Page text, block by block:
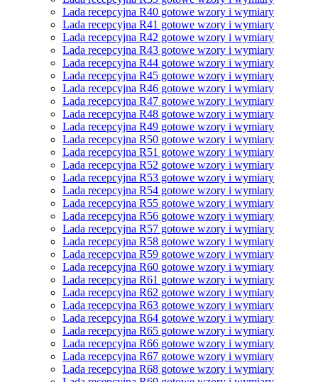
Lada recepcyjna R40 gotowe wzory i wymiary
Lada recepcyjna R41 gotowe wzory i wymiary
Lada recepcyjna R42 gotowe wzory i wymiary
Lada recepcyjna R43 gotowe wzory i wymiary
Lada recepcyjna R44 gotowe wzory i wymiary
Lada recepcyjna R45 gotowe wzory i wymiary
Lada recepcyjna R46 gotowe wzory i wymiary
Lada recepcyjna R47 gotowe wzory i wymiary
Lada recepcyjna R48 gotowe wzory i wymiary
Lada recepcyjna R49 gotowe wzory i wymiary
Lada recepcyjna R50 gotowe wzory i wymiary
Lada recepcyjna R51 gotowe wzory i wymiary
Lada recepcyjna R52 gotowe wzory i wymiary
Lada recepcyjna R53 gotowe wzory i wymiary
Lada recepcyjna R54 gotowe wzory i wymiary
Lada recepcyjna R55 gotowe wzory i wymiary
Lada recepcyjna R56 gotowe wzory i wymiary
Lada recepcyjna R57 gotowe wzory i wymiary
Lada recepcyjna R58 gotowe wzory i wymiary
Lada recepcyjna R59 gotowe wzory i wymiary
Lada recepcyjna R60 gotowe wzory i wymiary
Lada recepcyjna R61 gotowe wzory i wymiary
Lada recepcyjna R62 gotowe wzory i wymiary
Lada recepcyjna R63 gotowe wzory i wymiary
Lada recepcyjna R64 gotowe wzory i wymiary
Lada recepcyjna R65 gotowe wzory i wymiary
Lada recepcyjna R66 gotowe wzory i wymiary
Lada recepcyjna R67 gotowe wzory i wymiary
Lada recepcyjna R68 gotowe wzory i wymiary